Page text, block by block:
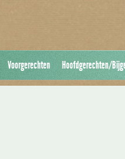
Voorgerechten Hoofdgerechten/